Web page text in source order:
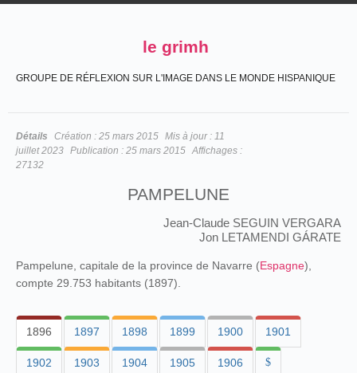
le grimh
GROUPE DE RÉFLEXION SUR L'IMAGE DANS LE MONDE HISPANIQUE
Détails Création : 25 mars 2015 Mis à jour : 11
juillet 2023 Publication : 25 mars 2015 Affichages :
27132
PAMPELUNE
Jean-Claude SEGUIN VERGARA
Jon LETAMENDI GÁRATE
Pampelune, capitale de la province de Navarre (Espagne),
compte 29.753 habitants (1897).
1896 1897 1898 1899 1900 1901
1902 1903 1904 1905 1906 $